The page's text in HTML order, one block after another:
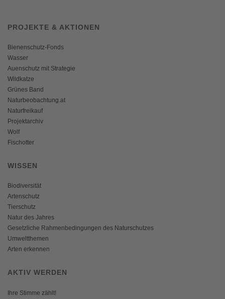
PROJEKTE & AKTIONEN
Bienenschutz-Fonds
Wasser
Auenschutz mit Strategie
Wildkatze
Grünes Band
Naturbeobachtung.at
Naturfreikauf
Projektarchiv
Wolf
Fischotter
WISSEN
Biodiversität
Artenschutz
Tierschutz
Natur des Jahres
Gesetzliche Rahmenbedingungen des Naturschutzes
Umweltthemen
Arten erkennen
AKTIV WERDEN
Ihre Stimme zählt!